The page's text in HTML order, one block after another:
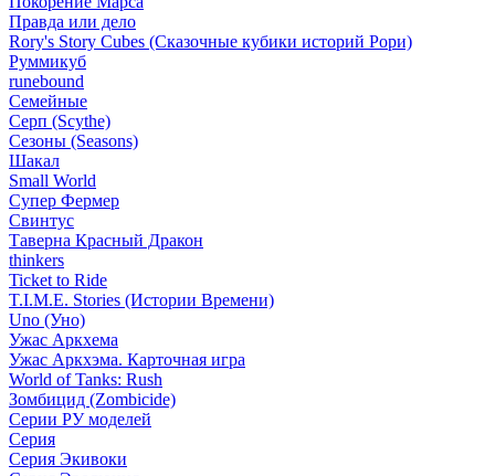
Правда или дело
Rory's Story Cubes (Сказочные кубики историй Рори)
Руммикуб
runebound
Семейные
Серп (Scythe)
Сезоны (Seasons)
Шакал
Small World
Супер Фермер
Свинтус
Таверна Красный Дракон
thinkers
Ticket to Ride
T.I.M.E. Stories (Истории Времени)
Uno (Уно)
Ужас Аркхема
Ужас Аркхэма. Карточная игра
World of Tanks: Rush
Зомбицид (Zombicide)
Серии РУ моделей
Серия
Серия Экивоки